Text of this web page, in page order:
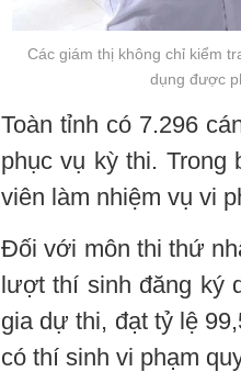
Các giám thị không chỉ kiểm
dụng được
Toàn tỉnh có 7.296
phục vụ kỳ thi. Trong
viên làm nhiệm vụ vi
Đối với môn thi thứ
lượt thí sinh đăng ký
gia dự thi, đạt tỷ lệ
có thí sinh vi phạm